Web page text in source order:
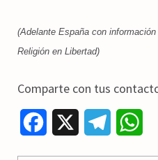
(Adelante España con
Religión en Libertad)
Comparte con tus